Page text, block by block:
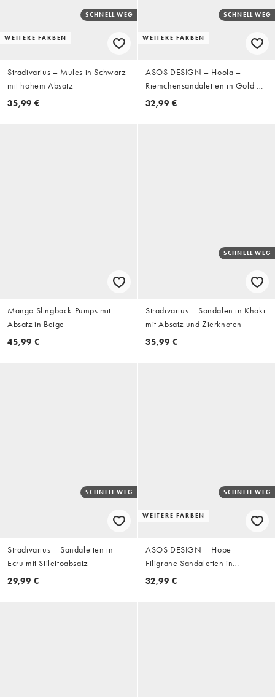
WEITERE FARBEN
SCHNELL WEG
Stradivarius – Mules in Schwarz
mit hohem Absatz
35,99 €
WEITERE FARBEN
SCHNELL WEG
ASOS DESIGN – Hoola –
Riemchensandaletten in Gold mit
Beinschnürung und mittelhohem
32,99 €
Mango Slingback-Pumps mit
Absatz in Beige
45,99 €
SCHNELL WEG
Stradivarius – Sandalen in Khaki
mit Absatz und Zierknoten
35,99 €
SCHNELL WEG
Stradivarius – Sandaletten in
Ecru mit Stilettoabsatz
29,99 €
WEITERE FARBEN
SCHNELL WEG
ASOS DESIGN – Hope –
Filigrane Sandaletten in
Elfenbein mit mittelhohem
32,99 €